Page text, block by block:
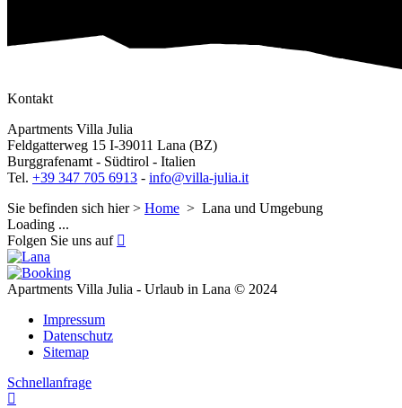
Kontakt
Apartments Villa Julia
Feldgatterweg 15 I-39011 Lana (BZ)
Burggrafenamt - Südtirol - Italien
Tel. +39 347 705 6913 - info@villa-julia.it
Sie befinden sich hier > Home > Lana und Umgebung
Loading ...
Folgen Sie uns auf
Apartments Villa Julia - Urlaub in Lana © 2024
Impressum
Datenschutz
Sitemap
Schnellanfrage